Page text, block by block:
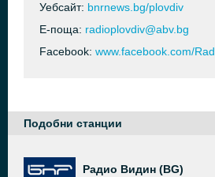
Уебсайт: bnrnews.bg/plovdiv
Е-поща: radioplovdiv@abv.bg
Facebook: www.facebook.com/
Подобни станции
Радио Видин (BG)